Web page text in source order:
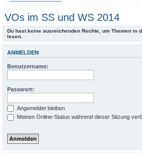
VOs im SS und WS 2014
Du hast keine ausreichenden Rechte, um Themen in
lesen.
ANMELDEN
Benutzername:
Passwort:
Angemeldet bleiben
Meinen Online-Status während dieser Sitzung